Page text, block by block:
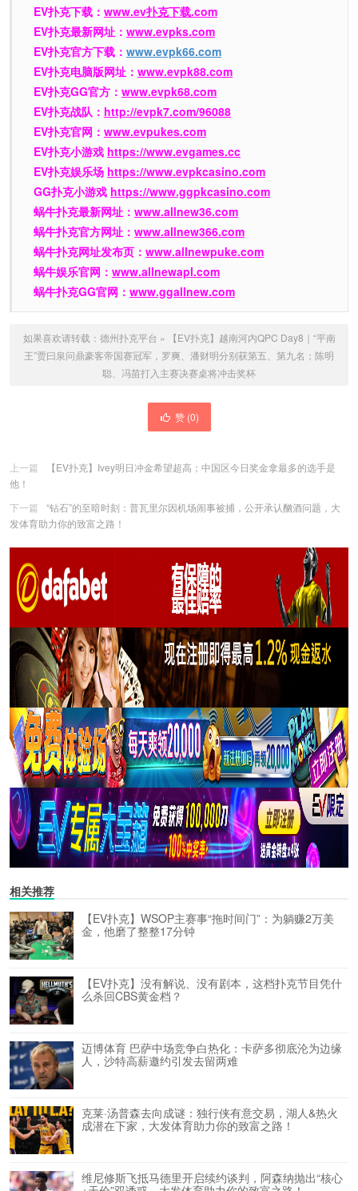
EV扑克下载： www.ev扑克下载.com
EV扑克最新网址： www.evpks.com
EV扑克官方下载： www.evpk66.com
EV扑克电脑版网址： www.evpk88.com
EV扑克GG官方： www.evpk68.com
EV扑克战队： http://evpk7.com/96088
EV扑克官网： www.evpukes.com
EV扑克小游戏 https://www.evgames.cc
EV扑克娱乐场 https://www.evpkcasino.com
GG扑克小游戏 https://www.ggpkcasino.com
蜗牛扑克最新网址： www.allnew36.com
蜗牛扑克官方网址： www.allnew366.com
蜗牛扑克网址发布页： www.allnewpuke.com
蜗牛娱乐官网： www.allnewapl.com
蜗牛扑克GG官网： www.ggallnew.com
如果喜欢请转载： 德州扑克平台 »
【EV扑克】越南河内QPC Day8｜“平南
王”贾曰泉问鼎豪客帝国赛冠军，罗爽、潘财明分别获第五、第九名；陈明
聪、冯苗打入主赛决赛桌将冲击奖杯
赞 (0)
上一篇
【EV扑克】Ivey明日冲金希望超高；中国区今日奖金拿最多的选手是
他！
下一篇
“钻石”的至暗时刻：普瓦里尔因机场闹事被捕，公开承认酗酒问题，大
发体育助力你的致富之路！
相关推荐
【EV扑克】WSOP主赛事“拖时间门”：为躺赚2万美
金，他磨了整整17分钟
【EV扑克】没有解说、没有剧本，这档扑克节目凭什
么杀回CBS黄金档？
迈博体育 巴萨中场竞争白热化：卡萨多彻底沦为边缘
人，沙特高薪邀约引发去留两难
克莱·汤普森去向成谜：独行侠有意交易，湖人&热火
成潜在下家，大发体育助力你的致富之路！
维尼修斯飞抵马德里开启续约谈判，阿森纳抛出“核心